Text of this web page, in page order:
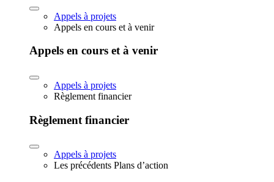
Appels à projets
Appels en cours et à venir
Appels en cours et à venir
Appels à projets
Règlement financier
Règlement financier
Appels à projets
Les précédents Plans d’action